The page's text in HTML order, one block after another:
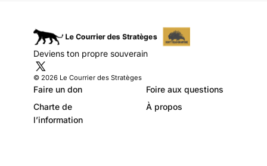
réapprendre la diplomatie et la
stratégie militaire de
l'indépendance nationale.
saisir, malgré le renoncement
Deviens ton propre souverain
© 2026 Le Courrier des Stratèges
Faire un don
Foire aux questions
Charte de
l’information
À propos